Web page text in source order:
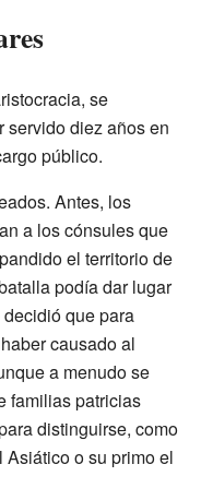
se
diez años en
público.
Antes, los
a los cónsules que
el territorio de
podía dar lugar
que para
causado al
a menudo se
familias patricias
distinguirse, como
o su primo el